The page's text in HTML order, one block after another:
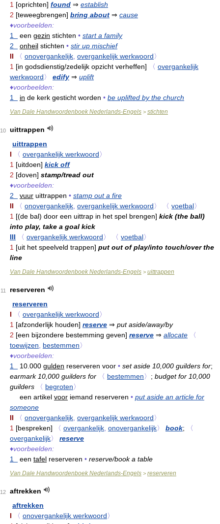
1 [oprichten] found ⇒ establish
2 [teweegbrengen] bring about ⇒ cause
♦voorbeelden:
1
een gezin stichten • start a family
2
onheil stichten • stir up mischief
II
〈 onovergankelijk overgankelijk werkwoord〉
1 [in godsdienstig/zedelijk opzicht verheffen] 〈 overgankelijk
werkwoord〉 edify⇒ uplift
♦voorbeelden:
1
in de kerk gesticht worden • be uplifted by the church
Van Dale Handwoordenboek Nederlands-Engels > stichten
10
uittrappen
uittrappen
I
〈 overgankelijk werkwoord〉
1 [uitdoen] kick off
2 [doven] stamp/tread out
♦voorbeelden:
2
vuur uittrappen • stamp out a fire
II
〈 onovergankelijk overgankelijk werkwoord〉 〈 voetbal〉
1 [(de bal) door een uittrap in het spel brengen] kick (the ball)
into play, take a goal kick
III
〈 overgankelijk werkwoord〉 〈 voetbal〉
1 [uit het speelveld trappen] put out of play/into touch/over the
line
Van Dale Handwoordenboek Nederlands-Engels > uittrappen
11
reserveren
reserveren
I
〈 overgankelijk werkwoord〉
1 [afzonderlijk houden] reserve ⇒ put aside/away/by
2 [een bijzondere bestemming geven] reserve ⇒ allocate
〈
toewijzen
bestemmen〉
♦voorbeelden:
1
10.000 gulden reserveren voor • set aside 10,000 guilders for;
earmark 10,000 guilders for
〈 bestemmen〉 ; budget for 10,000
guilders
〈 begroten〉
een artikel voor iemand reserveren • put aside an article for
someone
II
〈 onovergankelijk overgankelijk werkwoord〉
1 [bespreken] 〈 overgankelijk onovergankelijk〉 book;
〈
overgankelijk〉
reserve
♦voorbeelden:
1
een tafel reserveren • reserve/book a table
Van Dale Handwoordenboek Nederlands-Engels > reserveren
12
aftrekken
aftrekken
I
〈 onovergankelijk werkwoord〉